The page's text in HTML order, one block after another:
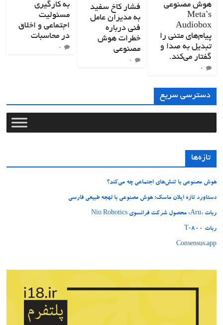
هوش مصنوعی
Meta’s
Audiobox
پیام‌های متنی را
تبدیل به صدا و
گفتار می‌کند.
۰
فشار کاخ سفید
به مدیران عامل
فنی درباره
خطرات هوش
مصنوعی
۰
به کارگیری
مسئولیت
اجتماعی و اخلاق
در محاسبات
۰
دسترسی سریع
تازه‌ها
هوش مصنوعی با تنش‌های اجتماعی چه می‌کند؟
دستاورد تازه ایلان ماسک؛ هوش مصنوعی با لهجه طبیعی فارسی
ربات «Aru» محصول شرکت فرانسوی Nio Robotics
ربات T‑800
Consensus.app